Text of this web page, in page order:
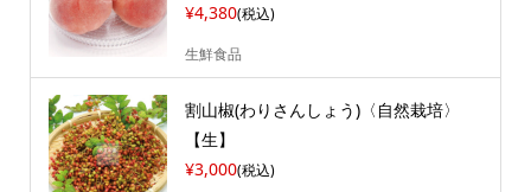
¥4,380(税込)
生鮮食品
割山椒(わりさんしょう)〈自然栽培〉
【生】
¥3,000(税込)